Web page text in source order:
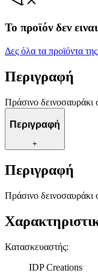
Το προϊόν δεν
Δες όλα τα προϊόντα
Περιγραφή
Πράσινο
Περιγραφή
+
Περιγραφή
Πράσινο
Κατασκευαστής:
IDP Creations